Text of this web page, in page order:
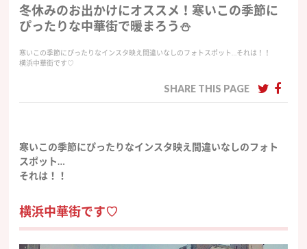
冬休みのお出かけにオススメ！寒いこの季節に
ぴったりな中華街で暖まろう⛄️
寒いこの季節にぴったりなインスタ映え間違いなしのフォトスポット…それは！！
横浜中華街です♡
SHARE THIS PAGE
寒いこの季節にぴったりなインスタ映え間違いなしのフォト
スポット…
それは！！
横浜中華街です♡